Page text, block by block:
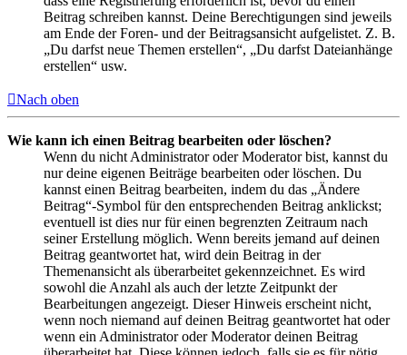
Beitrag schreiben kannst. Deine Berechtigungen sind jeweils
am Ende der Foren- und der Beitragsansicht aufgelistet. Z. B.
„Du darfst neue Themen erstellen“, „Du darfst Dateianhänge
erstellen“ usw.
Nach oben
Wie kann ich einen Beitrag bearbeiten oder löschen?
Wenn du nicht Administrator oder Moderator bist, kannst du
nur deine eigenen Beiträge bearbeiten oder löschen. Du
kannst einen Beitrag bearbeiten, indem du das „Ändere
Beitrag“-Symbol für den entsprechenden Beitrag anklickst;
eventuell ist dies nur für einen begrenzten Zeitraum nach
seiner Erstellung möglich. Wenn bereits jemand auf deinen
Beitrag geantwortet hat, wird dein Beitrag in der
Themenansicht als überarbeitet gekennzeichnet. Es wird
sowohl die Anzahl als auch der letzte Zeitpunkt der
Bearbeitungen angezeigt. Dieser Hinweis erscheint nicht,
wenn noch niemand auf deinen Beitrag geantwortet hat oder
wenn ein Administrator oder Moderator deinen Beitrag